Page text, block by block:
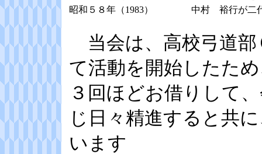
昭和５８年（1983）
中村 裕行が二
当会は、高校弓道部
て活動を開始したた
３回ほどお借りして
じ日々精進すると共
います